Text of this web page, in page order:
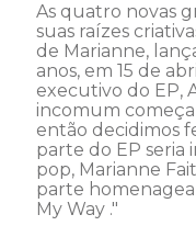
As quatro novas
suas raízes
de Marianne,
anos, em 15 de
executivo do EP,
incomum
então decidimos
parte do EP seria
pop, Marianne
parte
My Way ."